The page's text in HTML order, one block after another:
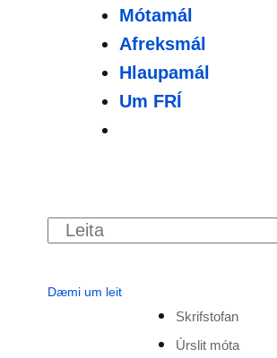
Mótamál
Afreksmál
Hlaupamál
Um FRÍ
Dæmi um leit
Skrifstofan
Úrslit móta